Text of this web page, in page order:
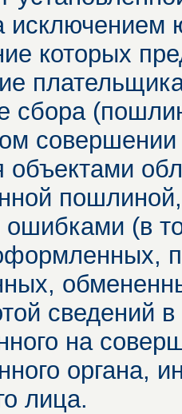
исключением
которых
сбора
(в
сведений
на
органа,
лица.